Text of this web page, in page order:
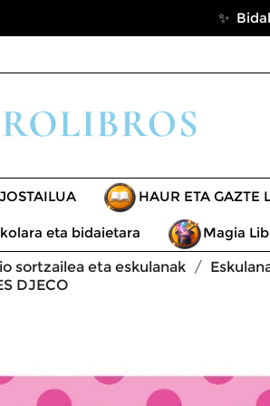
✨
HAUR ETA GAZTE
eta bidaietara Magia
sortzailea eta eskulanak
DJECO